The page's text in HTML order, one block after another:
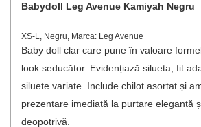
Babydoll Leg Avenue Kamiyah Negru
XS-L, Negru, Marca: Leg Avenue
Baby doll clar care pune în valoare
look seducător. Evidențiază silueta, fit
siluete variate. Include chilot asortat și
prezentare imediată la purtare elegantă
deopotrivă.